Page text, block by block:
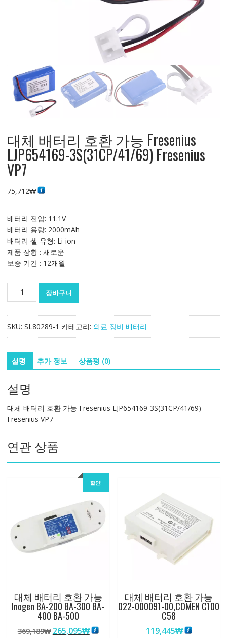
대체 배터리 호환 가능 Fresenius
LJP654169-3S(31CP/41/69) Fresenius
VP7
75,712₩
배터리 전압: 11.1V
배터리 용량: 2000mAh
배터리 셀 유형: Li-ion
제품 상황 : 새로운
보증 기간 : 12개월
리
환
가
Fresenius
LJP654169-
3S(31CP/41/69)
Fresenius
수
량
장바구니
SKU: SL80289-1 카테고리: 의료 장비 배터리
설명 추가 정보 상품평 (0)
설명
대체 배터리 호환 가능 Fresenius LJP654169-3S(31CP/41/69)
Fresenius VP7
연관 상품
할인!
대체 배터리 호환 가능
Inogen BA-200 BA-300 BA-
400 BA-500
369,189₩ 원
265,095₩현
대체 배터리 호환 가능
022-000091-00,COMEN C100
C58
119,445₩